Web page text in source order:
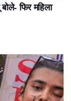
फिर महिला